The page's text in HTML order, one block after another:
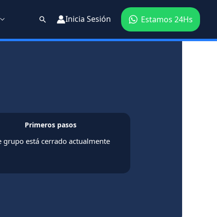
BuscarInicia Sesión Estamos 24Hs
Primeros pasos
grupo está cerrado actualmente